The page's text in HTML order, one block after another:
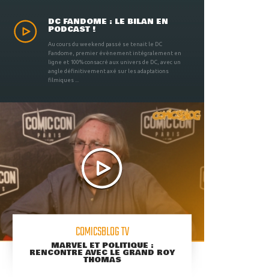
DC FANDOME : LE BILAN EN
PODCAST !
Au cours du weekend passé se tenait le DC
Fandome, premier évènement intégralement en
ligne et 100% consacré aux univers de DC, avec un
angle définitivement axé sur les adaptations
filmiques ...
COMICSBLOG TV
MARVEL ET POLITIQUE :
RENCONTRE AVEC LE GRAND ROY
THOMAS